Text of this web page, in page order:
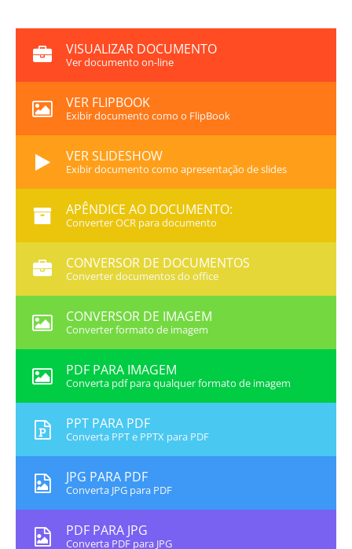
VISUALIZAR DOCUMENTO
Ver documento on-line
VER FLIPBOOK
Exibir documento como o FlipBook
VER SLIDESHOW
Exibir documento como apresentação de slides
APÊNDICE AO DOCUMENTO:
Converter OCR para documento
CONVERSOR DE DOCUMENTOS
Converter documentos do office
CONVERSOR DE IMAGEM
Converter formato de imagem
PDF PARA IMAGEM
Converta pdf para qualquer formato de imagem
PPT PARA PDF
Converta PPT e PPTX para PDF
JPG PARA PDF
Converta JPG para PDF
PDF PARA JPG
Converta PDF para JPG